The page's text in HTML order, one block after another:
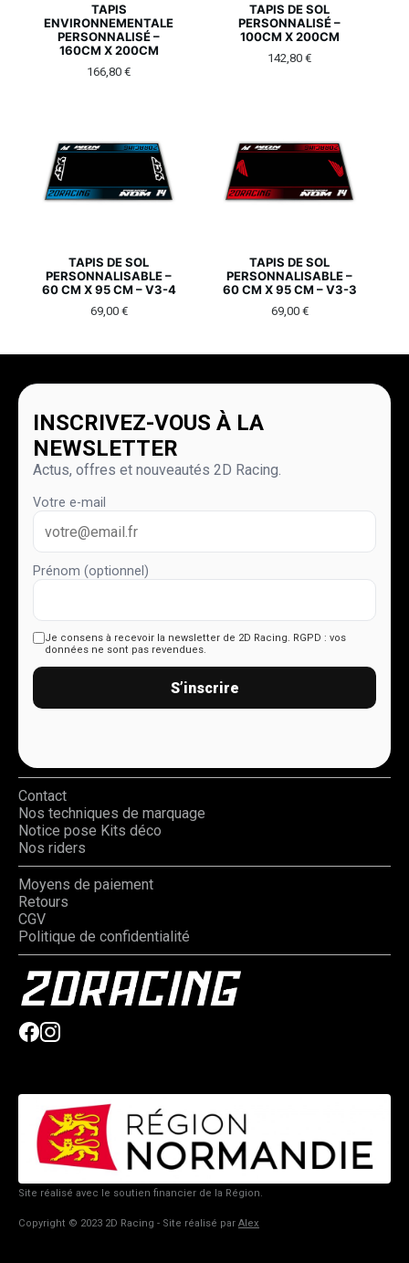
TAPIS
ENVIRONNEMENTALE
PERSONNALISÉ –
160CM X 200CM
166,80 €
TAPIS DE SOL
PERSONNALISÉ –
100CM X 200CM
142,80 €
TAPIS DE SOL
PERSONNALISABLE –
60 CM X 95 CM – V3-4
69,00 €
TAPIS DE SOL
PERSONNALISABLE –
60 CM X 95 CM – V3-3
69,00 €
INSCRIVEZ-VOUS À LA
NEWSLETTER
Actus, offres et nouveautés 2D Racing.
Votre e-mail
Prénom (optionnel)
Je consens à recevoir la newsletter de 2D Racing. RGPD : vos
données ne sont pas revendues.
S’inscrire
Contact
Nos techniques de marquage
Notice pose Kits déco
Nos riders
Moyens de paiement
Retours
CGV
Politique de confidentialité
Site réalisé avec le soutien financier de la Région.
Copyright © 2023 2D Racing - Site réalisé par Alex